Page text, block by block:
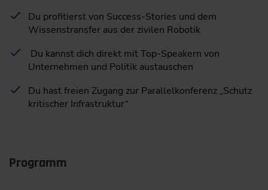
Du profitierst von Success-Stories und dem
Wissenstransfer aus der zivilen Robotik
Du kannst dich direkt mit Top-Speakern von
Unternehmen und Politik austauschen
Du hast freien Zugang zur Parallelkonferenz „Schutz
kritischer Infrastruktur“
Programm